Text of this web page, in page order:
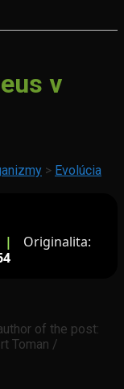
v
> Evolúcia
|
Originalita:
of the post:
Toman /